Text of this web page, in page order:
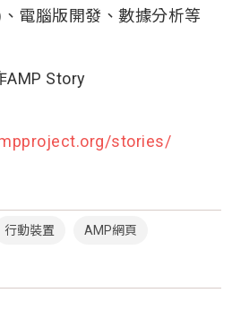
電腦版開發、數據分析等
AMP Story
stories/
行動裝置 AMP網頁